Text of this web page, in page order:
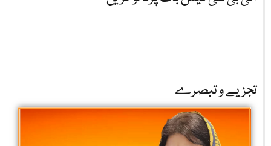
تجزیے و تبصرے